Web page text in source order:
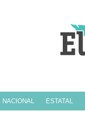
NACIONAL ESTATAL